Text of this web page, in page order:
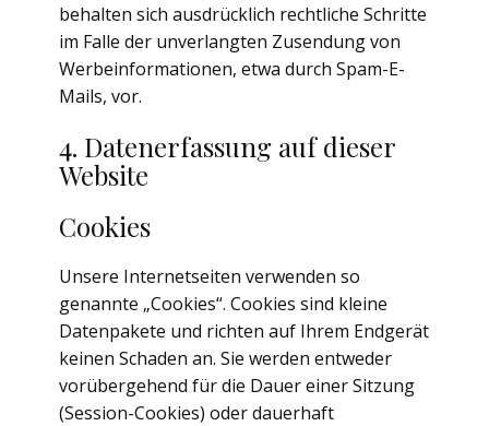
behalten sich ausdrücklich rechtliche Schritte
im Falle der unverlangten Zusendung von
Werbeinformationen, etwa durch Spam-E-
Mails, vor.
4. Datenerfassung auf dieser
Website
Cookies
Unsere Internetseiten verwenden so
genannte „Cookies“. Cookies sind kleine
Datenpakete und richten auf Ihrem Endgerät
keinen Schaden an. Sie werden entweder
vorübergehend für die Dauer einer Sitzung
(Session-Cookies) oder dauerhaft